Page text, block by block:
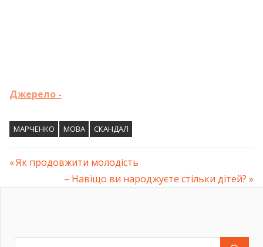
Джерело -
МАРЧЕНКО МОВА СКАНДАЛ
Навігація
Previous
Як продовжити молодість
Next
– Навіщо ви нapoджуєте стільки дітей?